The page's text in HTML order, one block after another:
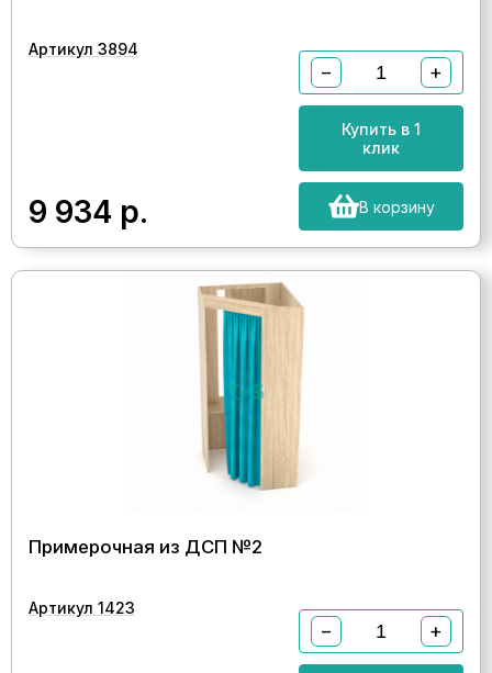
Артикул 3894
9 934 р.
− +
Купить в 1
клик
В корзину
Примерочная из ДСП №2
Артикул 1423
− +